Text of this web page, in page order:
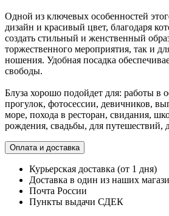
Одной из ключевых особенностей
дизайн и красивый цвет, благодаря
создать стильный и женственный
торжественного мероприятия, так и
ношения. Удобная посадка
свободы.
Блуза хорошо подойдет для: работы в
прогулок, фотосессии, девичников,
море, похода в ресторан, свидания,
рождения, свадьбы, для путешествий,
Оплата и доставка
Курьерская доставка (от 1 дня)
Доставка в один из наших
Почта России
Пункты выдачи СДЕК